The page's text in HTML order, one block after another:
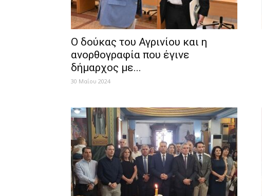
Ο δούκας του Αγρινίου και η
ανορθογραφία που έγινε
δήμαρχος με...
30 Μαΐου 2024